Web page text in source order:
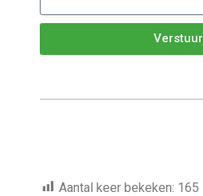
Verstuur
Aantal keer bekeken: 165